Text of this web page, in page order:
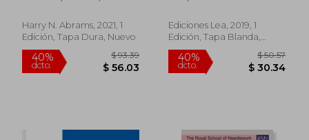
$ 54.15
45%
dcto. $
Evan
Harry N. Abrams, 2021, 1
Edición, Tapa Dura, Nuevo
Ediciones Lea, 2019, 1
Edición, Tapa Blanda,
Nuevo